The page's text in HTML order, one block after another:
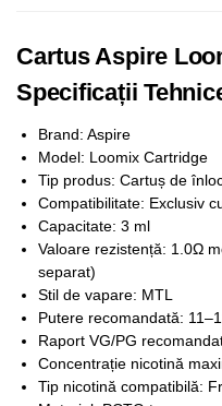
Cartus Aspire
Specificații
Brand: Aspire
Model: Loomix Cartridge
Tip produs: Cartuș de
Compatibilitate: Exclusiv
Capacitate: 3 ml
Valoare rezistență: 1.0Ω
separat)
Stil de vapare: MTL
Putere recomandată:
Raport VG/PG
Concentrație nicotină
Tip nicotină compatibilă: